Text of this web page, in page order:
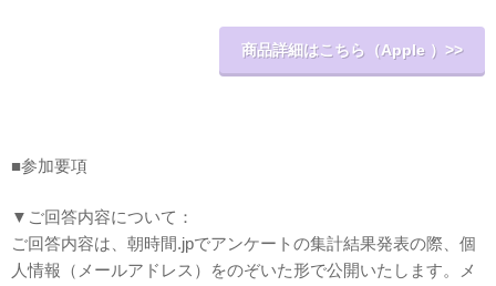
商品詳細はこちら（Apple ）>>
■参加要項
▼ご回答内容について：
ご回答内容は、朝時間.jpでアンケートの集計結果発表の際、個
人情報（メールアドレス）をのぞいた形で公開いたします。メ